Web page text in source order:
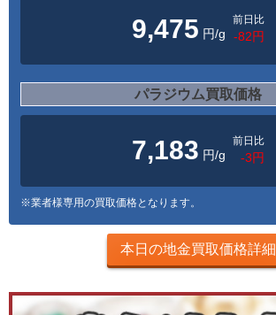
9,475 円/g
前日比
-82円
パラジウム買取価格
7,183 円/g
前日比
-3円
※業者様専用の買取価格となります。
本日の地金買取価格詳細